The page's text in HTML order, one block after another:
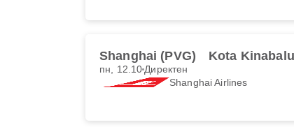
Shanghai (PVG) Kota
пн, 12.10 Директен
Shanghai Airlines